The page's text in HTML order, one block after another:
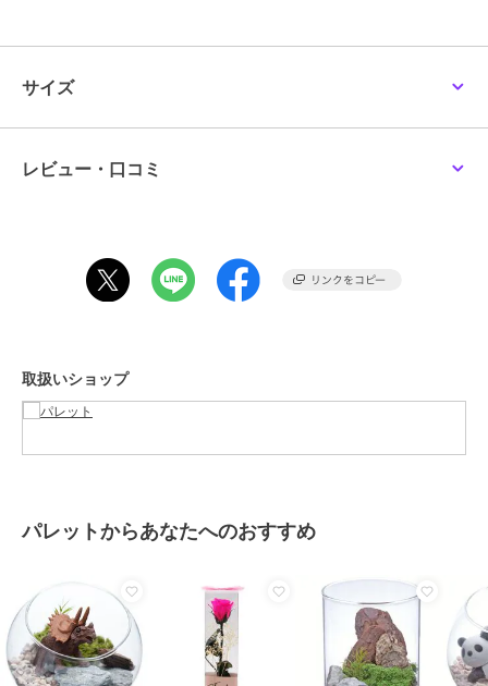
どなたでも簡単に作ることができますが、誤飲の危険がありますの
で、６歳未満のお子様には与えないでください。外箱は茶箱仕様で
この商品は無料ギフトサービスの対象商品です
ショップ パレット
サイズ **
ドモス プリザーブドグリーン ウ
お手入れ
お手入れ不要です。劣化・退色・
り、霧吹きは絶対にしないで下さ
原産国
サイズ
レビュー・口コミ
取扱いショップ
パレットからあなたへのおすすめ